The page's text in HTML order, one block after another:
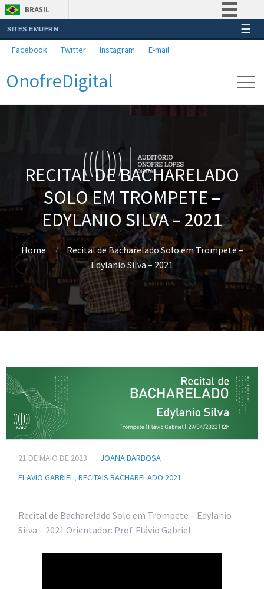
BRASIL
Simplifique!
Acesso à informação
SITES EMUFRN ☰
Facebook Twitter Instagram E-mail
OnofreDigital
RECITAL DE BACHARELADO
SOLO EM TROMPETE –
EDYLANIO SILVA – 2021
Home
Recital de Bacharelado Solo em Trompete –
Edylanio Silva – 2021
21 DE MAIO DE 2023
JOANA BARBOSA
FLAVIO GABRIEL, RECITAIS BACHARELADO 2021
Recital de Bacharelado Solo em Trompete – Edylanio
Silva – 2021 Orientador: Prof. Flávio Gabriel